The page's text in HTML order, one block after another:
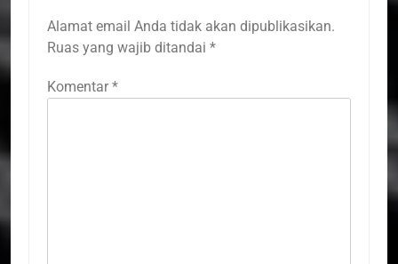
Alamat email Anda tidak akan dipublikasikan.
Ruas yang wajib ditandai *
Komentar *